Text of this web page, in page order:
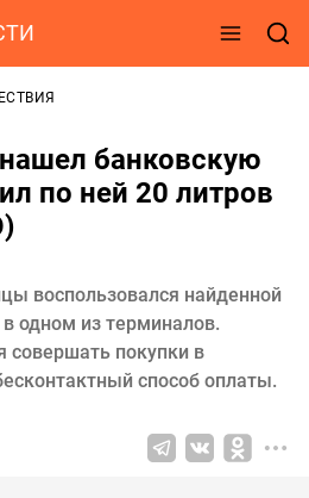
банковскую
по ней 20 литров
воспользовался найденной
одном из терминалов.
совершать покупки в
способ оплаты.